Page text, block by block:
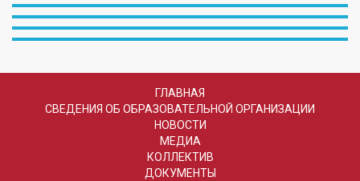
ГЛАВНАЯ
СВЕДЕНИЯ ОБ ОБРАЗОВАТЕЛЬНОЙ ОРГАНИЗАЦИИ
НОВОСТИ
МЕДИА
КОЛЛЕКТИВ
ДОКУМЕНТЫ